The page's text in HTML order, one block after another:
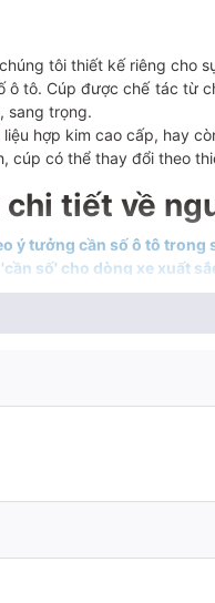
tôi thiết kế riêng cho
ô tô. Cúp được chế tác từ
sang trọng.
hợp kim cao cấp, hay
cúp có thể thay đổi theo
tiết về
ý tưởng cần số ô tô trong
số' cho dòng xe xuất
chiếc cúp